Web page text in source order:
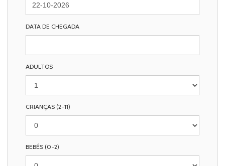
DATA DE CHEGADA
ADULTOS
CRIANÇAS (2-11)
BEBÉS (0-2)